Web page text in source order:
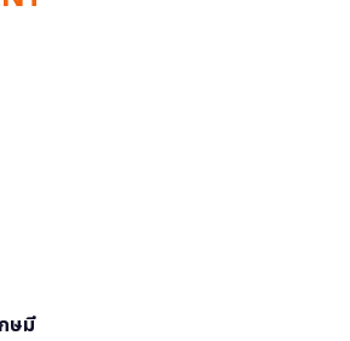
ษมี